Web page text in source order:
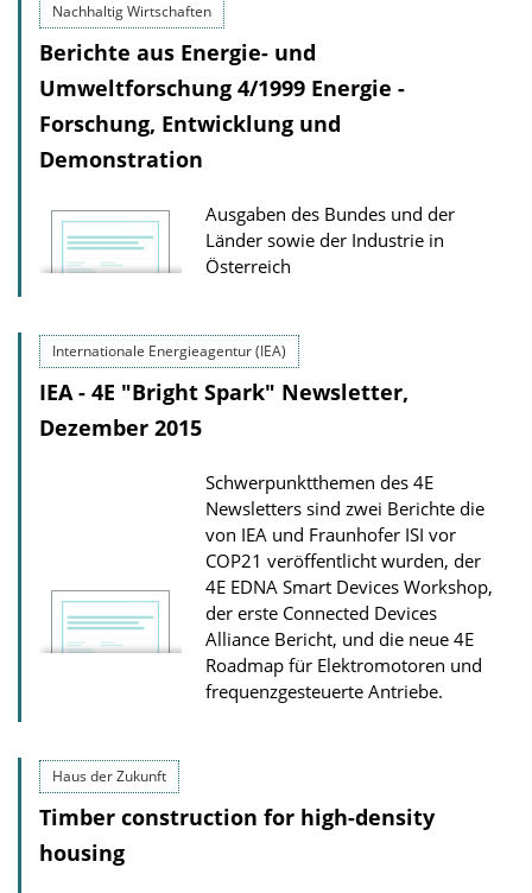
Nachhaltig Wirtschaften
Berichte aus Energie- und
Umweltforschung 4/1999 Energie -
Forschung, Entwicklung und
Demonstration
Ausgaben des Bundes und der
Länder sowie der Industrie in
Österreich
Internationale Energieagentur (IEA)
IEA - 4E "Bright Spark" Newsletter,
Dezember 2015
Schwerpunktthemen des 4E
Newsletters sind zwei Berichte die
von IEA und Fraunhofer ISI vor
COP21 veröffentlicht wurden, der
4E EDNA Smart Devices Workshop,
der erste Connected Devices
Alliance Bericht, und die neue 4E
Roadmap für Elektromotoren und
frequenzgesteuerte Antriebe.
Haus der Zukunft
Timber construction for high-density
housing